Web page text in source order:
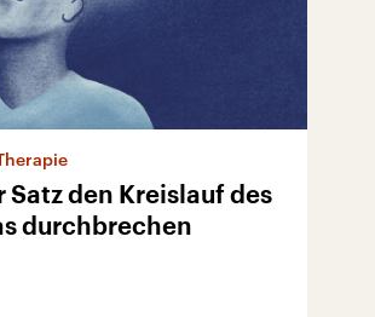
Satz den Kreislauf des
durchbrechen